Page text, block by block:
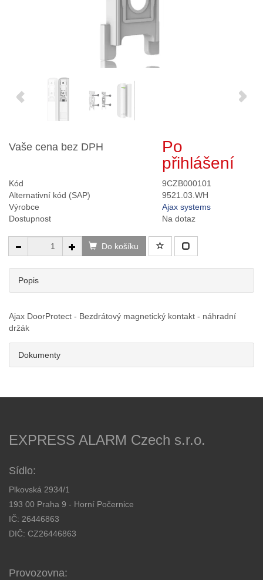
Vaše cena bez DPH
Po
přihlášení
Kód
9CZB000101
Alternativní kód (SAP)
9521.03.WH
Výrobce
Ajax systems
Dostupnost
Na dotaz
Do košíku
Popis
Ajax DoorProtect - Bezdrátový magnetický kontakt - náhradní
držák
Dokumenty
EXPRESS ALARM Czech s.r.o.
Sídlo:
Plkovská 2934/1
193 00 Praha 9 - Horní Počernice
IČ: 26446863
DIČ: CZ26446863
Provozovna: